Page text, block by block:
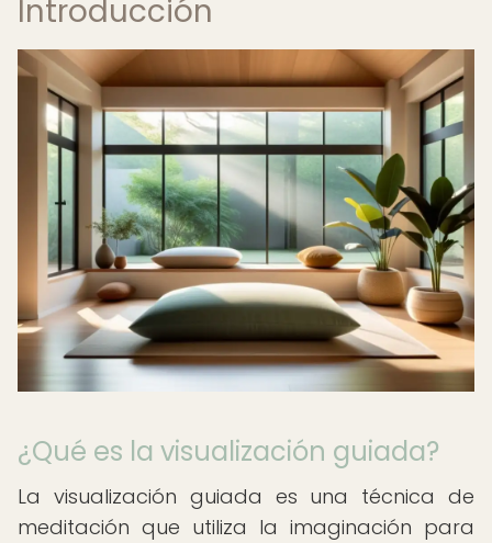
Introducción
¿Qué es la visualización guiada?
La visualización guiada es una técnica de
meditación que utiliza la imaginación para